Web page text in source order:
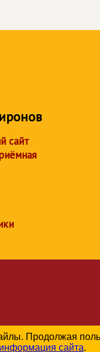
сайт
Продолжая
сайта.